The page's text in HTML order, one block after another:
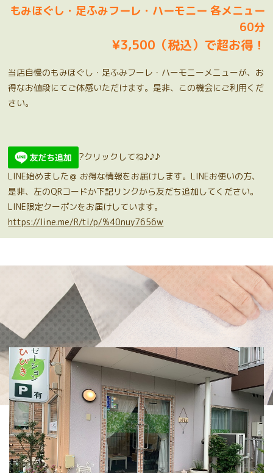
もみほぐし・足ふみフーレ・ハーモニー 各メニュー
60分
¥3,500（税込）で超お得！
当店自慢のもみほぐし・足ふみフーレ・ハーモニーメニューが、お
得なお値段にてご体感いただけます。是非、この機会にご利用くだ
さい。
?クリックしてね♪♪♪
LINE始めました＠ お得な情報をお届けします。LINEお使いの方、
是非、左のQRコードか下記リンクから友だち追加してください。
LINE限定クーポンをお届けしています。
https://line.me/R/ti/p/%40nuy7656w